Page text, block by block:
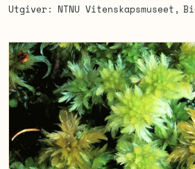
Utgiver
NTNU Vitenskapsmuseet